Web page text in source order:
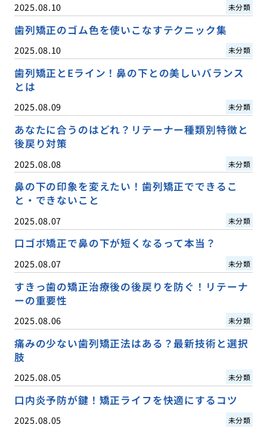
2025.08.10 未分類
歯列矯正のゴム色を使いこなすテクニック集
2025.08.10 未分類
歯列矯正とEライン！鼻の下との美しいバランス
とは
2025.08.09 未分類
あなたに合うのはどれ？リテーナー種類別特徴と
後戻り対策
2025.08.08 未分類
鼻の下の印象を変えたい！歯列矯正でできるこ
と・できないこと
2025.08.07 未分類
口ゴボ矯正で鼻の下が短くなるって本当？
2025.08.07 未分類
すきっ歯の矯正治療後の後戻りを防ぐ！リテーナ
ーの重要性
2025.08.06 未分類
痛みの少ない歯列矯正法はある？最新技術と選択
肢
2025.08.05 未分類
口内炎予防が鍵！矯正ライフを快適にするコツ
2025.08.05 未分類